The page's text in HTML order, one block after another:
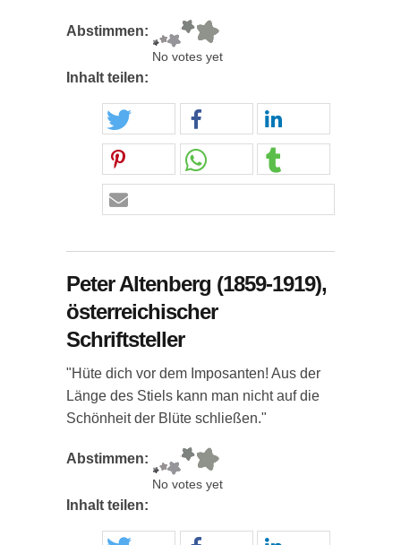
Abstimmen:
No votes yet
Inhalt teilen:
Peter Altenberg (1859-1919),
österreichischer
Schriftsteller
"Hüte dich vor dem Imposanten! Aus der
Länge des Stiels kann man nicht auf die
Schönheit der Blüte schließen."
Abstimmen:
No votes yet
Inhalt teilen: